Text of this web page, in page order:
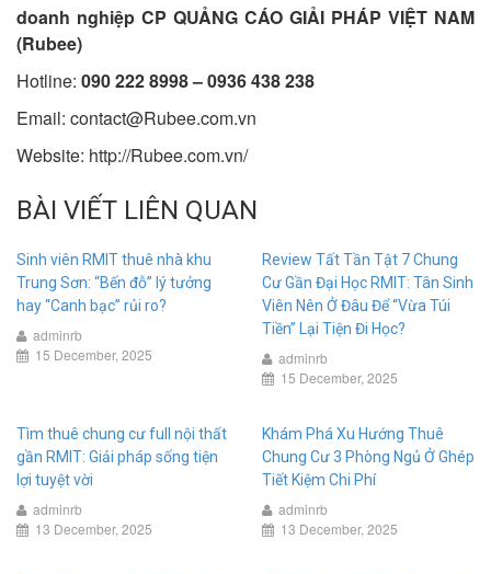
doanh nghiệp CP QUẢNG CÁO GIẢI PHÁP VIỆT NAM
(Rubee)
Hotline: 090 222 8998 – 0936 438 238
Email: contact@Rubee.com.vn
Website: http://Rubee.com.vn/
BÀI VIẾT LIÊN QUAN
Sinh viên RMIT thuê nhà khu
Trung Sơn: “Bến đỗ” lý tưởng
hay “Canh bạc” rủi ro?
adminrb
15 December, 2025
Review Tất Tần Tật 7 Chung
Cư Gần Đại Học RMIT: Tân Sinh
Viên Nên Ở Đâu Để “Vừa Túi
Tiền” Lại Tiện Đi Học?
adminrb
15 December, 2025
Tìm thuê chung cư full nội thất
gần RMIT: Giải pháp sống tiện
lợi tuyệt vời
adminrb
13 December, 2025
Khám Phá Xu Hướng Thuê
Chung Cư 3 Phòng Ngủ Ở Ghép
Tiết Kiệm Chi Phí
adminrb
13 December, 2025